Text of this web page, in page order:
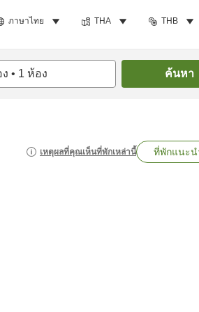
ภาษาไทย THA THB
• 1 ห้อง ค้นหา
เหตุผลที่คุณเห็นที่พักเหล่านี้ ที่พักแนะน